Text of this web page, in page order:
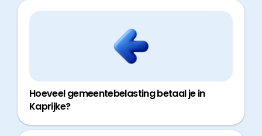
Hoeveel gemeentebelasting betaal je in
Kaprijke?